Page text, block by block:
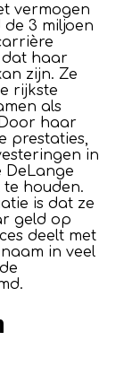
vermogen
de 3 miljoen
dat haar
zijn. Ze
rijkste
als
haar
prestaties,
in
DeLange
houden.
is dat ze
geld op
deelt met
in veel